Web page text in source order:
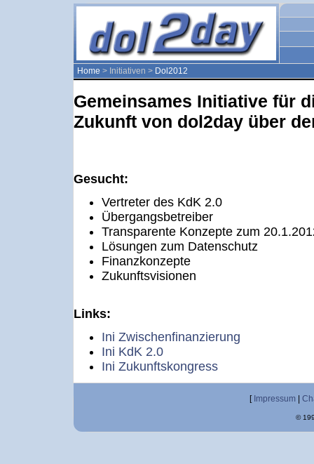
Home > Initiativen > Dol2012
Gemeinsames Initiative für
Zukunft von dol2day über
Gesucht:
Vertreter des KdK 2.0
Übergangsbetreiber
Transparente Konzepte zum
Lösungen zum Datenschutz
Finanzkonzepte
Zukunftsvisionen
Links:
Ini Zwischenfinanzierung
Ini KdK 2.0
Ini Zukunftskongress
[ Impressum
©